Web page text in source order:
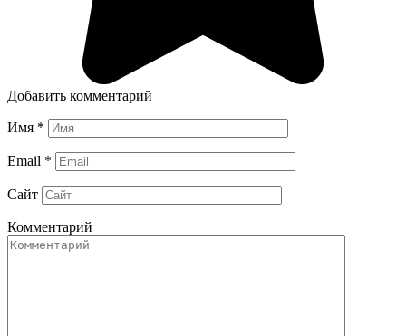
Добавить комментарий
Имя *
Email *
Сайт
Комментарий